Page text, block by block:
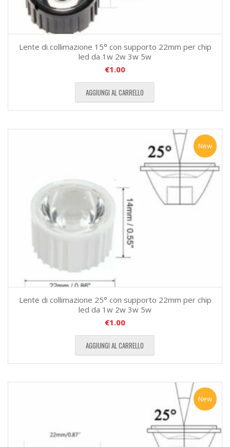
Lente di collimazione 15° con supporto 22mm per chip
led da 1w 2w 3w 5w
€1.00
AGGIUNGI AL CARRELLO
New
Lente di collimazione 25° con supporto 22mm per chip
led da 1w 2w 3w 5w
€1.00
AGGIUNGI AL CARRELLO
New